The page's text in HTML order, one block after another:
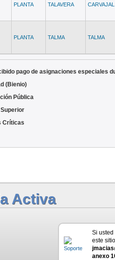
PLANTA TALAVERA CARVAJAL
PLANTA TALMA TALMA
pago de asignaciones especiales
(Bienio)
Pública
Críticas
Activa
Si
este
anexo